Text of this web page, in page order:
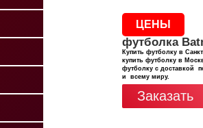
ЦЕНЫ
футболка
Купить футболку в
купить футболку в
футболку с доставкой
и всему миру.
Заказать